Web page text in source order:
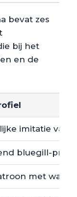
bevat zes
bij het
en de
imitatie van
bluegill-
met